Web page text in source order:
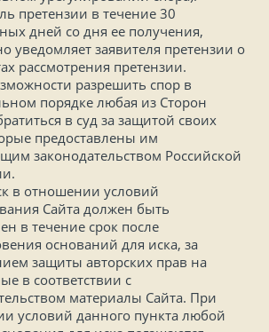
претензии в течение 30
дней со дня ее получения,
уведомляет заявителя претензии о
рассмотрения претензии.
разрешить спор в
порядке любая из Сторон
в суд за защитой своих
предоставлены им
законодательством Российской
в отношении условий
Сайта должен быть
в течение срок после
оснований для иска, за
защиты авторских прав на
в соответствии с
материалы Сайта. При
условий данного пункта любой